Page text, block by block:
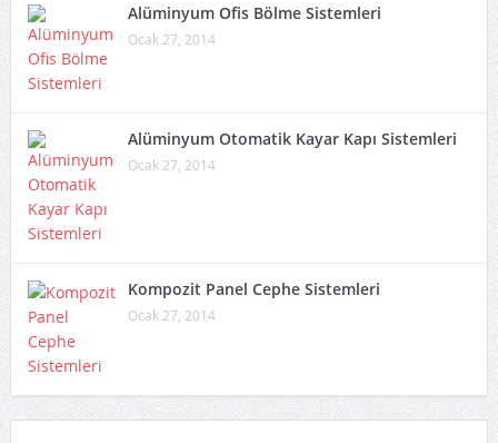
Alüminyum Ofis Bölme Sistemleri
Ocak 27, 2014
Alüminyum Otomatik Kayar Kapı Sistemleri
Ocak 27, 2014
Kompozit Panel Cephe Sistemleri
Ocak 27, 2014